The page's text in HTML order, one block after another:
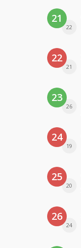
21
22
22
21
23
26
24
19
25
20
26
24